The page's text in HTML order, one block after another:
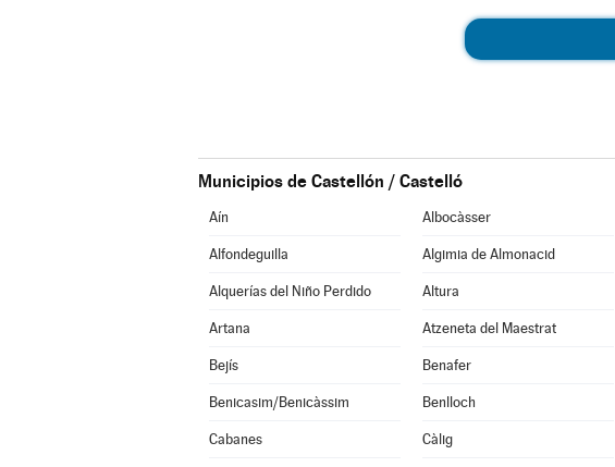
Municipios de Castellón / Castelló
Aín Albocàsser
Alfondeguilla Algimia de Almonacid
Alquerías del Niño Perdido Altura
Artana Atzeneta del Maestrat
Bejís Benafer
Benicasim/Benicàssim Benlloch
Cabanes Càlig